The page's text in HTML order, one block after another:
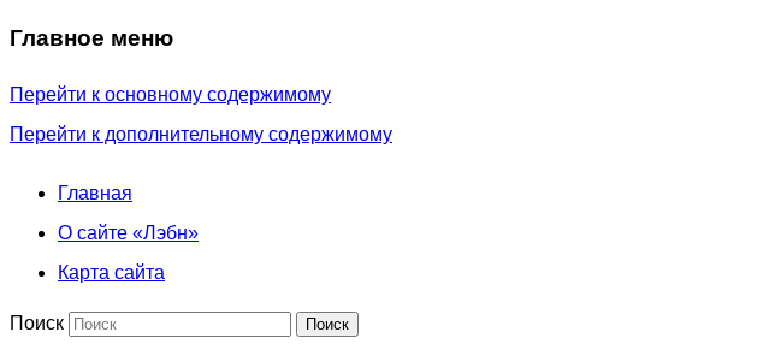
Главное меню
Перейти к основному содержимому
Перейти к дополнительному содержимому
Главная
О сайте «Лэбн»
Карта сайта
Поиск